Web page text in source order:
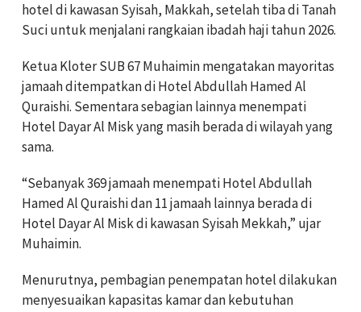
hotel di kawasan Syisah, Makkah, setelah tiba di Tanah
Suci untuk menjalani rangkaian ibadah haji tahun 2026.
Ketua Kloter SUB 67 Muhaimin mengatakan mayoritas
jamaah ditempatkan di Hotel Abdullah Hamed Al
Quraishi. Sementara sebagian lainnya menempati
Hotel Dayar Al Misk yang masih berada di wilayah yang
sama.
“Sebanyak 369 jamaah menempati Hotel Abdullah
Hamed Al Quraishi dan 11 jamaah lainnya berada di
Hotel Dayar Al Misk di kawasan Syisah Mekkah,” ujar
Muhaimin.
Menurutnya, pembagian penempatan hotel dilakukan
menyesuaikan kapasitas kamar dan kebutuhan